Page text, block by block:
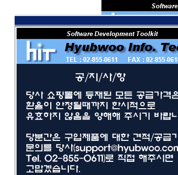
회 원 I D